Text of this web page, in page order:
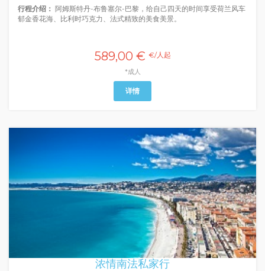
行程介绍： 阿姆斯特丹-布鲁塞尔-巴黎，给自己四天的时间享受荷兰风车
郁金香花海、比利时巧克力、法式精致的美食美景。
589,00 € €/人起
*成人
详情
浓情南法私家行